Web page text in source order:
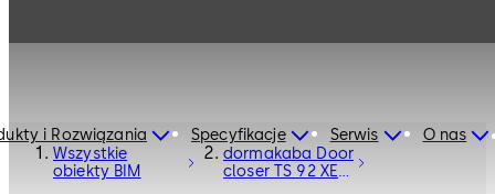
i Rozwiązania Specyfikacje Serwis
O nas
Wszystkie
obiekty BIM
dormakaba Door
closer TS 92 XEA